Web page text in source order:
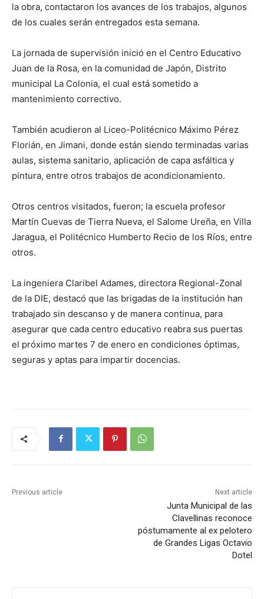
la obra, contactaron los avances de los trabajos, algunos
de los cuales serán entregados esta semana.
La jornada de supervisión inició en el Centro Educativo
Juan de la Rosa, en la comunidad de Japón, Distrito
municipal La Colonia, el cual está sometido a
mantenimiento correctivo.
También acudieron al Liceo-Politécnico Máximo Pérez
Florián, en Jimani, donde están siendo terminadas varias
aulas, sistema sanitario, aplicación de capa asfáltica y
pintura, entre otros trabajos de acondicionamiento.
Otros centros visitados, fueron; la escuela profesor
Martín Cuevas de Tierra Nueva, el Salome Ureña, en Villa
Jaragua, el Politécnico Humberto Recio de los Ríos, entre
otros.
La ingeniera Claribel Adames, directora Regional-Zonal
de la DIE, destacó que las brigadas de la institución han
trabajado sin descanso y de manera continua, para
asegurar que cada centro educativo reabra sus puertas
el próximo martes 7 de enero en condiciones óptimas,
seguras y aptas para impartir docencias.
Previous article Next article
Junta Municipal de las
Clavellinas reconoce
póstumamente al ex pelotero
de Grandes Ligas Octavio
Dotel